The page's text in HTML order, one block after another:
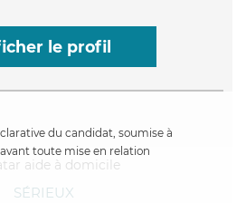
le profil
du candidat, soumise à
toute mise en relation
SÉRIEUX